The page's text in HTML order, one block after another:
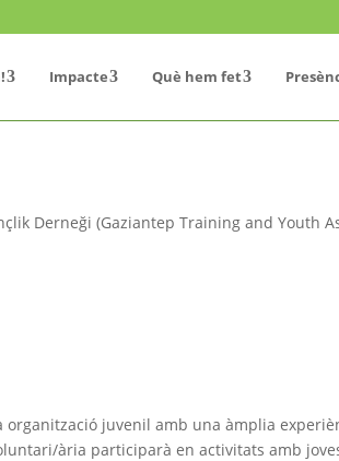
Impacte Què hem fet
Derneği (Gaziantep Training and Youth
juvenil amb una àmplia
ària participarà en activitats amb